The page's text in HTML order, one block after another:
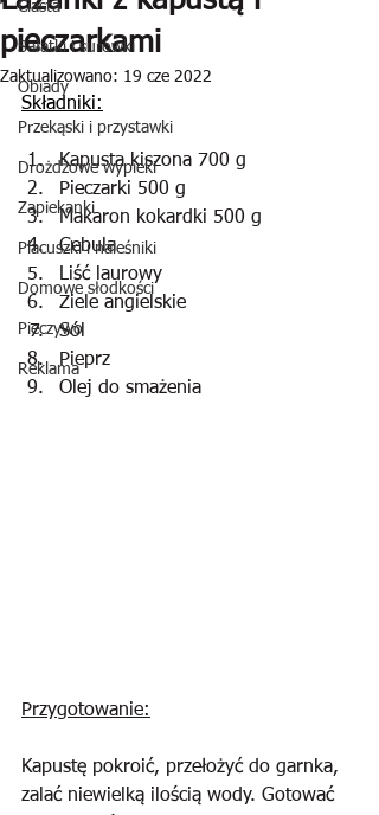
Ciasta
Sałatki i surówki
Obiady
Przekąski i przystawki
Drożdżowe wypieki
Zapiekanki
Placuszki i naleśniki
Domowe słodkości
Pieczywo
Reklama
pieczarkami
Zaktualizowano: 19 cze 2022
Składniki:
Kapusta kiszona 700 g
Pieczarki 500 g
Makaron kokardki 500 g
Cebula
Liść laurowy
Ziele angielskie
Sól
Pieprz
Olej do smażenia
Przygotowanie:
Kapustę pokroić, przełożyć do garnka,
zalać niewielką ilością wody. Gotować